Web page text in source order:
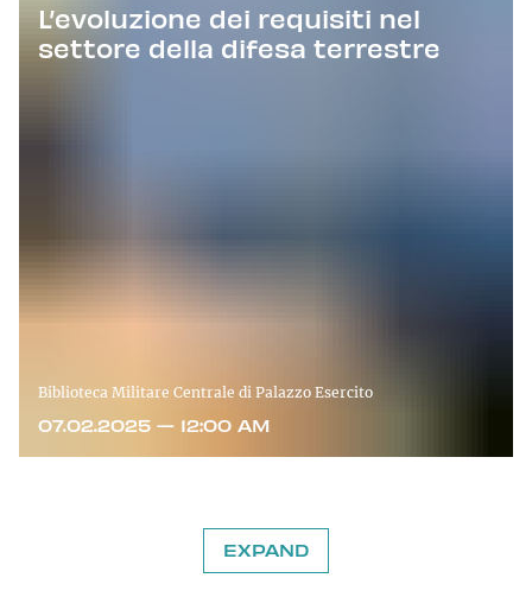
L’evoluzione dei requisiti nel
settore della difesa terrestre
Biblioteca Militare Centrale di Palazzo Esercito
07.02.2025 — 12:00 AM
EXPAND